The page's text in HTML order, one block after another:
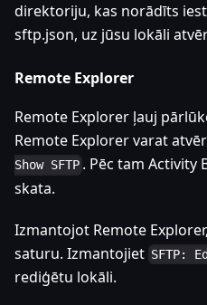
direktoriju, kas norādīts
sftp.json, uz jūsu lokāli
Remote Explorer
Remote Explorer ļauj
Remote Explorer varat
Show SFTP . Pēc tam Activity
skata.
Izmantojot Remote
saturu. Izmantojiet SFTP:
rediģētu lokāli.